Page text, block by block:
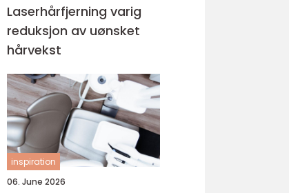
Laserhårfjerning varig
reduksjon av uønsket
hårvekst
inspiration
06. June 2026